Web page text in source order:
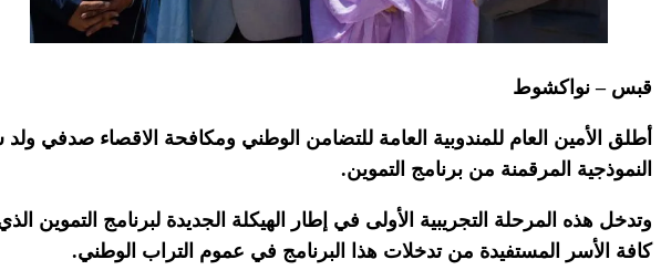
قبس – نواكشوط
أطلق الأمين العام للمندوبية العامة للتضامن الوطني ومكافحة الاقصاء صدفي
النموذجية المرقمنة من برنامج التموين.
وتدخل هذه المرحلة التجريبية الأولى في إطار الهيكلة الجديدة لبرنامج
كافة الأسر المستفيدة من تدخلات هذا البرنامج في عموم التراب الوطني.